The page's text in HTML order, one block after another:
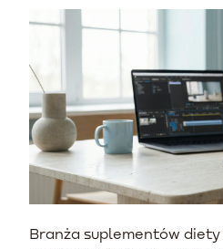
Branża suplementów diety